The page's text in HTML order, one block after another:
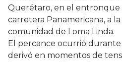
Querétaro, en el entronque
carretera Panamericana, a
comunidad de Loma Linda.
El percance ocurrió
derivó en momentos de